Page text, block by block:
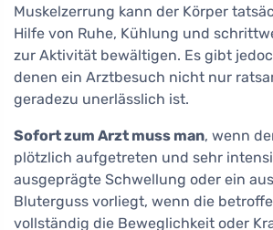
Muskelzerrung kann der Körper
Hilfe von Ruhe, Kühlung und
zur Aktivität bewältigen. Es gibt
denen ein Arztbesuch nicht nur
geradezu unerlässlich ist.
Sofort zum Arzt muss man, wenn
plötzlich aufgetreten und sehr
ausgeprägte Schwellung oder ein
Bluterguss vorliegt, wenn die
vollständig die Beweglichkeit oder